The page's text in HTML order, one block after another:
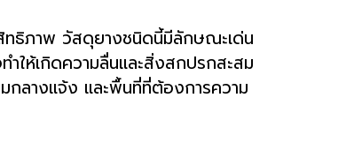
ทธิภาพ วัสดุยางชนิดนี้มีลักษณะเด่น
ให้เกิดความลื่นและสิ่งสกปรกสะสม
กลางแจ้ง และพื้นที่ที่ต้องการความ